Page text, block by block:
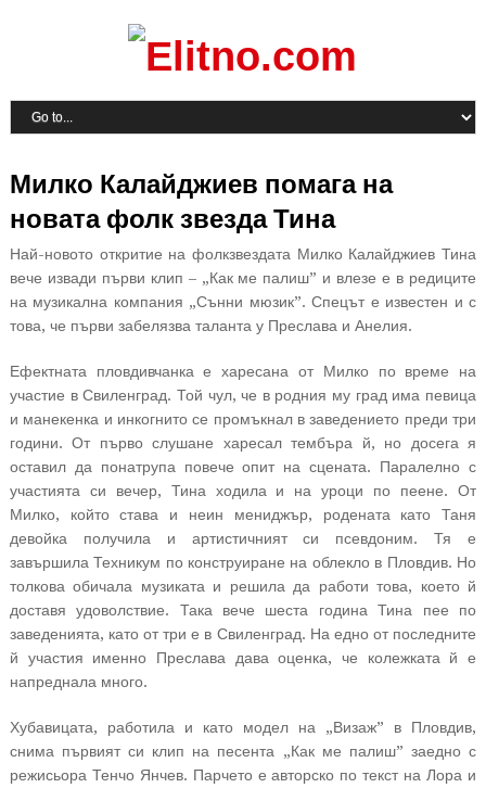
Милко Калайджиев помага на
новата фолк звезда Тина
Най-новото откритие на фолкзвездата Милко Калайджиев Тина
вече извади първи клип – „Как ме палиш” и влезе е в редиците
на музикална компания „Сънни мюзик”. Спецът е известен и с
това, че първи забелязва таланта у Преслава и Анелия.
Ефектната пловдивчанка е харесана от Милко по време на
участие в Свиленград. Той чул, че в родния му град има певица
и манекенка и инкогнито се промъкнал в заведението преди три
години. От първо слушане харесал тембъра й, но досега я
оставил да понатрупа повече опит на сцената. Паралелно с
участията си вечер, Тина ходила и на уроци по пеене. От
Милко, който става и неин мениджър, родената като Таня
девойка получила и артистичният си псевдоним. Тя е
завършила Техникум по конструиране на облекло в Пловдив. Но
толкова обичала музиката и решила да работи това, което й
доставя удоволствие. Така вече шеста година Тина пее по
заведенията, като от три е в Свиленград. На едно от последните
й участия именно Преслава дава оценка, че колежката й е
напреднала много.
Хубавицата, работила и като модел на „Визаж” в Пловдив,
снима първият си клип на песента „Как ме палиш” заедно с
режисьора Тенчо Янчев. Парчето е авторско по текст на Лора и